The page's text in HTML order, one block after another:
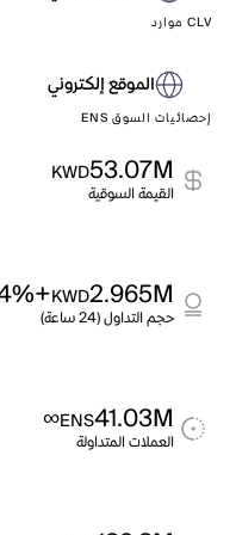
CLV موارد
الموقع إلكتروني
إحصائيات السوق ENS
53.07M
KWD
القيمة السوقية
2.965M
KWD
+8.44%
حجم التداول (24 ساعة)
41.03M
ENS
∞
العملات المتداولة